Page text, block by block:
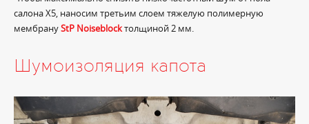
салона X5, наносим третьим слоем тяжелую полимерную
мембрануStP Noiseblockтолщиной 2 мм.
Шумоизоляция капота